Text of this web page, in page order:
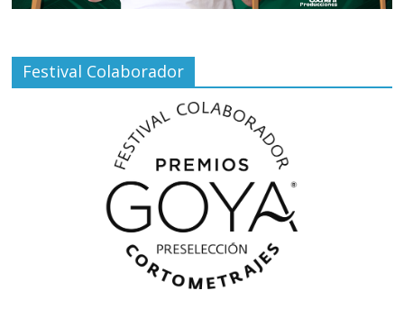
Festival Colaborador